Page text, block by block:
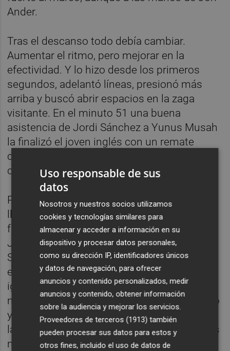
Ander.
Tras el descanso todo debía cambiar.
Aumentar el ritmo, pero mejorar en la
efectividad. Y lo hizo desde los primeros
segundos, adelantó líneas, presionó más
arriba y buscó abrir espacios en la zaga
visitante. En el minuto 51 una buena
asistencia de Jordi Sánchez a Yunus Musah
la finalizó el joven inglés con un remate
cruzado que salió rozando el poste. Ya se
cantaba el gol en las gradas.
Pasaban los minutos y el ansia de marcar
llevaba al filial valencianista a jugar con
frecuencia con más corazón que cabeza.
Jugaba a impulsos, pero con insistencia.
Sólo por eso merecía más y Jordi Sánchez,
en una posición incómoda, se acercó a la
igualada, aunque sin suerte. Chema Sanz
metió a Jordi Escobar junto a Sergio Moreno
y Jordi Sánchez, otro delantero para romper
la dinámica y en su primera acción probó las
manos de Jon Ander.
Uso responsable de sus
datos
Nosotros y nuestros socios utilizamos
cookies y tecnologías similares para
almacenar y acceder a información en su
dispositivo y procesar datos personales,
como su dirección IP, identificadores únicos
y datos de navegación, para ofrecer
anuncios y contenido personalizados, medir
anuncios y contenido, obtener información
sobre la audiencia y mejorar los servicios.
Proveedores de terceros (1913) también
pueden procesar sus datos para estos y
otros fines, incluido el uso de datos de